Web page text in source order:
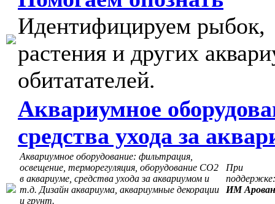
Идентифицируем рыбок,
растения и других
обитатателей.
Аквариумное
средства ухода за
Аквариумное оборудование: фильтрация,
освещение, терморегуляция, оборудование СО2
в аквариуме, средства ухода за аквариумом и
т.д. Дизайн аквариума, аквариумные декорации
и грунт.
При
поддержке:
ИМ